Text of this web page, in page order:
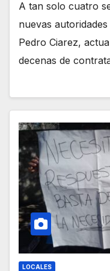
A tan solo cuatro
nuevas
Pedro Ciarez,
decenas de
LOCALES